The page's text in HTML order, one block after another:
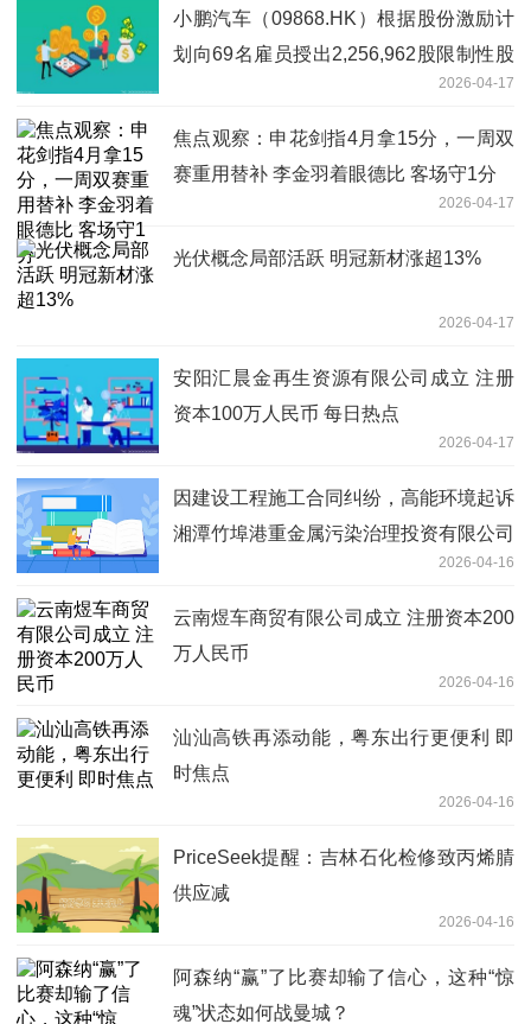
小鹏汽车（09868.HK）根据股份激励计
划向69名雇员授出2,256,962股限制性股
2026-04-17
焦点观察：申花剑指4月拿15分，一周双
赛重用替补 李金羽着眼德比 客场守1分
2026-04-17
光伏概念局部活跃 明冠新材涨超13%
2026-04-17
安阳汇晨金再生资源有限公司成立 注册
资本100万人民币 每日热点
2026-04-17
因建设工程施工合同纠纷，高能环境起诉
湘潭竹埠港重金属污染治理投资有限公司
2026-04-16
云南煜车商贸有限公司成立 注册资本200
万人民币
2026-04-16
汕汕高铁再添动能，粤东出行更便利 即
时焦点
2026-04-16
PriceSeek提醒：吉林石化检修致丙烯腈
供应减
2026-04-16
阿森纳“赢”了比赛却输了信心，这种“惊
魂”状态如何战曼城？